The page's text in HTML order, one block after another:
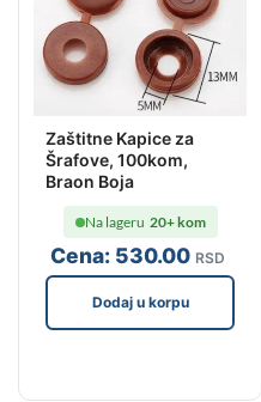
Zaštitne Kapice za
Šrafove, 100kom,
Braon Boja
Cena: 530.00 RSD
Na lageru 20+ kom
Dodaj u korpu